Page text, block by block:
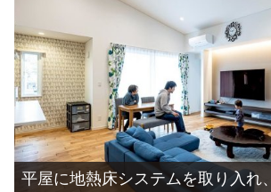
平屋に地熱床システムを取り入れ、